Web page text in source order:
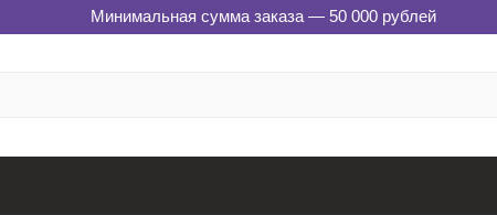
Минимальная сумма заказа — 50 000 рублей